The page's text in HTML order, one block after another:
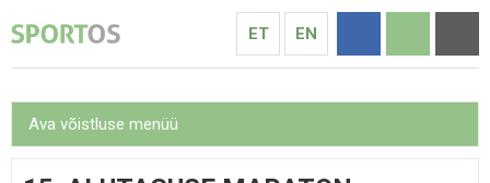
ET EN
Ava võistluse menüü